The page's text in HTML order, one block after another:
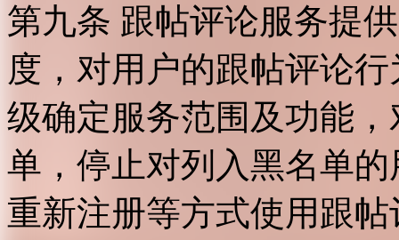
第九条 跟帖评论服务提
度，对用户的跟帖评论
级确定服务范围及功能
单，停止对列入黑名单
重新注册等方式使用跟